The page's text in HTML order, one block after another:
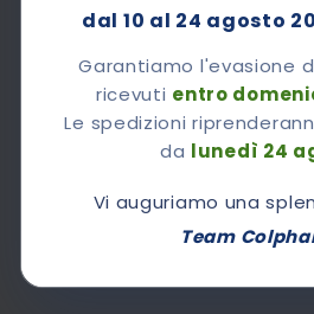
dal 10 al 24 agosto
Garantiamo l'evasione
ricevuti entro
Le spedizioni
da lunedì 24
Vi auguriamo una
Team
Rating:
Baby Twin Set Pupazzo Di Neve: Succhietto + Body Neonato Coordinati